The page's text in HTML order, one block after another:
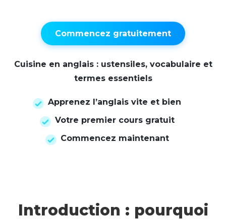
Commencez gratuitement
Cuisine en anglais : ustensiles, vocabulaire et
termes essentiels
Apprenez l’anglais vite et bien
Votre premier cours gratuit
Commencez maintenant
Introduction : pourquoi